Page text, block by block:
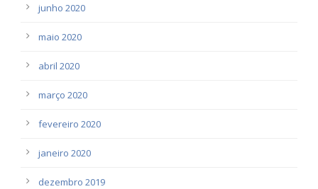
junho 2020
maio 2020
abril 2020
março 2020
fevereiro 2020
janeiro 2020
dezembro 2019